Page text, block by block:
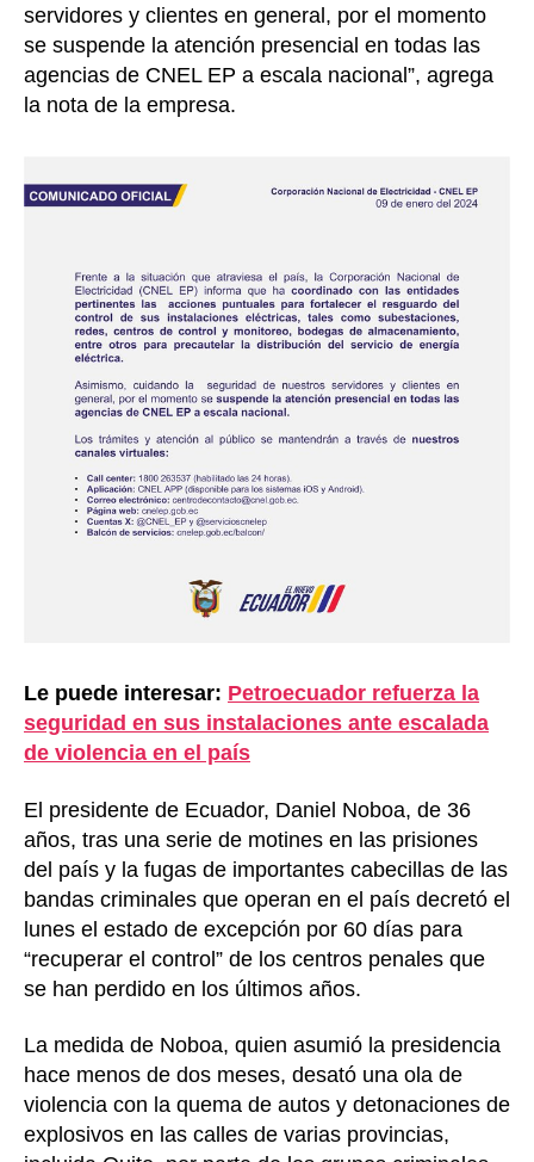
servidores y clientes en general, por el momento
se suspende la atención presencial en todas las
agencias de CNEL EP a escala nacional”, agrega
la nota de la empresa.
Le puede interesar: Petroecuador refuerza la
seguridad en sus instalaciones ante escalada
de violencia en el país
El presidente de Ecuador, Daniel Noboa, de 36
años, tras una serie de motines en las prisiones
del país y la fugas de importantes cabecillas de las
bandas criminales que operan en el país decretó el
lunes el estado de excepción por 60 días para
“recuperar el control” de los centros penales que
se han perdido en los últimos años.
La medida de Noboa, quien asumió la presidencia
hace menos de dos meses, desató una ola de
violencia con la quema de autos y detonaciones de
explosivos en las calles de varias provincias,